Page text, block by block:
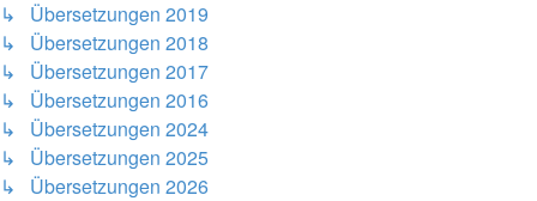
↳ Übersetzungen 2019
↳ Übersetzungen 2018
↳ Übersetzungen 2017
↳ Übersetzungen 2016
↳ Übersetzungen 2024
↳ Übersetzungen 2025
↳ Übersetzungen 2026